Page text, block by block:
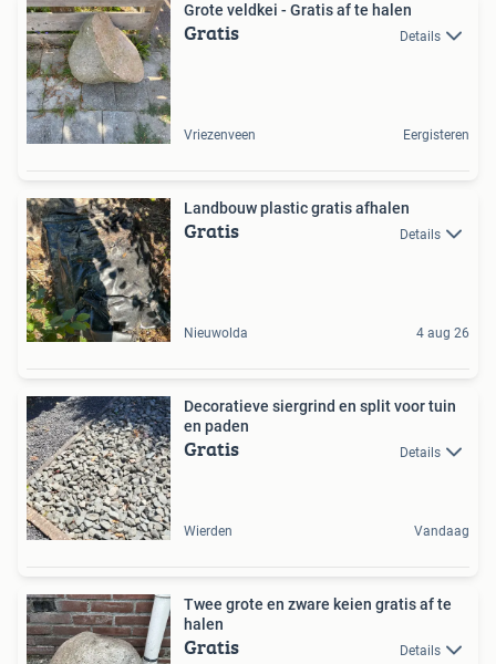
Grote veldkei - Gratis af te halen
Gratis Details
Vriezenveen Eergisteren
Landbouw plastic gratis afhalen
Gratis Details
Nieuwolda 4 aug 26
Decoratieve siergrind en split voor tuin
en paden
Gratis Details
Wierden Vandaag
Twee grote en zware keien gratis af te
halen
Gratis Details